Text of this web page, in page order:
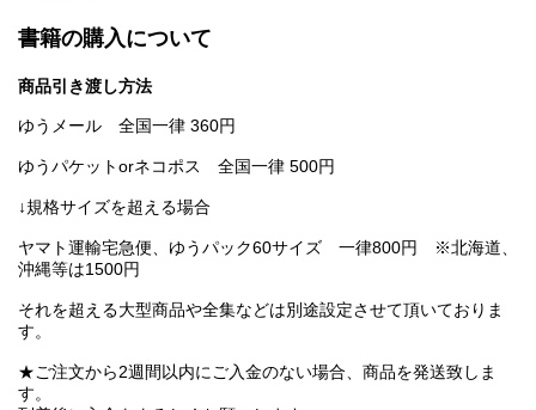
書籍の購入について
商品引き渡し方法
ゆうメール 全国一律 360円
ゆうパケットorネコポス 全国一律 500円
↓規格サイズを超える場合
ヤマト運輸宅急便、ゆうパック60サイズ 一律800円 ※北海道、
沖縄等は1500円
それを超える大型商品や全集などは別途設定させて頂いておりま
す。
★ご注文から2週間以内にご入金のない場合、商品を発送致しま
す。